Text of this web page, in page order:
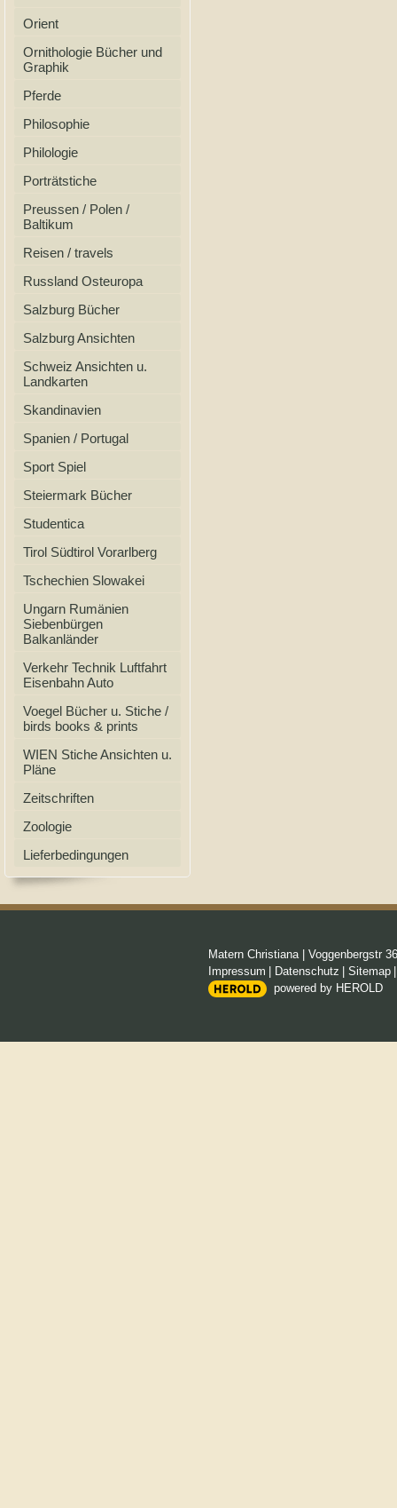
Orient
Ornithologie Bücher und
Graphik
Pferde
Philosophie
Philologie
Porträtstiche
Preussen / Polen /
Baltikum
Reisen / travels
Russland Osteuropa
Salzburg Bücher
Salzburg Ansichten
Schweiz Ansichten u.
Landkarten
Skandinavien
Spanien / Portugal
Sport Spiel
Steiermark Bücher
Studentica
Tirol Südtirol Vorarlberg
Tschechien Slowakei
Ungarn Rumänien
Siebenbürgen
Balkanländer
Verkehr Technik Luftfahrt
Eisenbahn Auto
Voegel Bücher u. Stiche /
birds books & prints
WIEN Stiche Ansichten u.
Pläne
Zeitschriften
Zoologie
Lieferbedingungen
Matern Christiana| Voggenbergstr 36
Impressum
Datenschutz Sitemap
powered by HEROLD